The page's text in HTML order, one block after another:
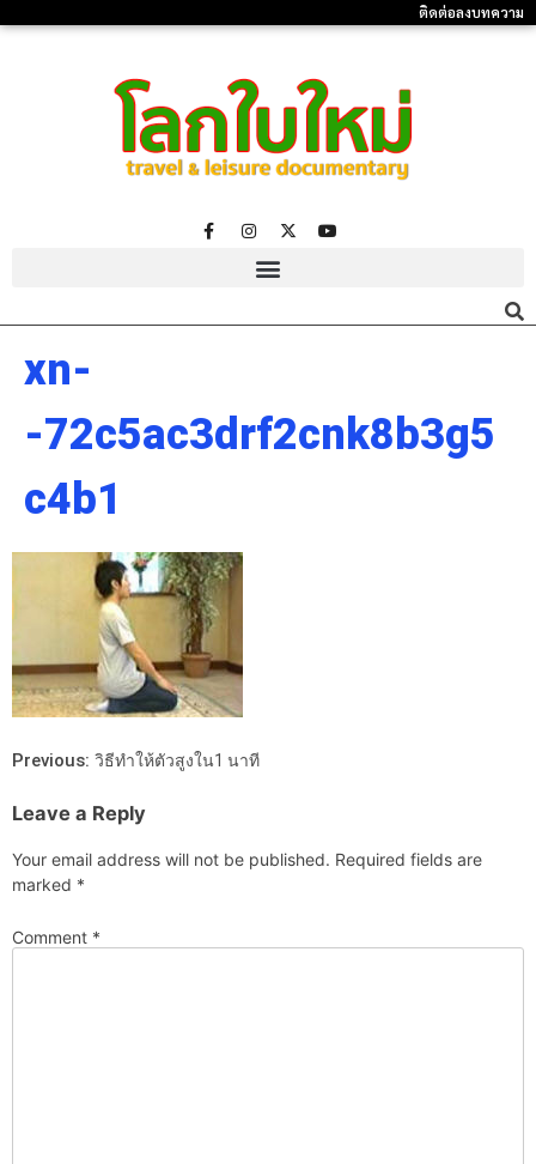
ติดต่อลงบทความ
xn-
-72c5ac3drf2cnk8b3g5
c4b1
Previous: วิธีทำให้ตัวสูงใน1 นาที
Leave a Reply
Your email address will not be published. Required fields are
marked *
Comment *